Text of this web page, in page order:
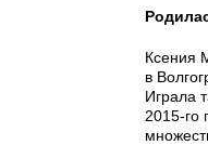
Ксения
в
Играла
2015-го